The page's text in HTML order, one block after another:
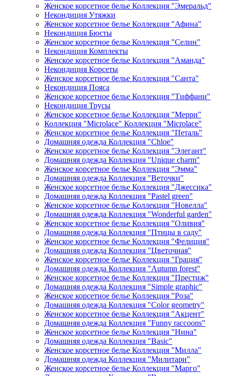
Женское корсетное белье Коллекция "Эмеральд"
Некондиция Утяжки
Женское корсетное белье Коллекция "Афина"
Некондиция Бюсты
Женское корсетное белье Коллекция "Селин"
Некондиция Комплекты
Женское корсетное белье Коллекция "Аманда"
Некондиция Корсеты
Женское корсетное белье Коллекция "Санта"
Некондиция Пояса
Женское корсетное белье Коллекция "Тиффани"
Некондиция Трусы
Женское корсетное белье Коллекция "Мерри"
Коллекция "Microlace" Коллекция "Microlace"
Женское корсетное белье Коллекция "Петаль"
Домашняя одежда Коллекция "Chloe"
Женское корсетное белье Коллекция "Элегант"
Домашняя одежда Коллекция "Unique charm"
Женское корсетное белье Коллекция "Эмма"
Домашняя одежда Коллекция "Веточки"
Женское корсетное белье Коллекция "Джессика"
Домашняя одежда Коллекция "Pastel green"
Женское корсетное белье Коллекция "Новелла"
Домашняя одежда Коллекция "Wonderful garden"
Женское корсетное белье Коллекция "Оливия"
Домашняя одежда Коллекция "Птицы в саду"
Женское корсетное белье Коллекция "Фелиция"
Домашняя одежда Коллекция "Цветочная"
Женское корсетное белье Коллекция "Грация"
Домашняя одежда Коллекция "Autumn forest"
Женское корсетное белье Коллекция "Престиж"
Домашняя одежда Коллекция "Simple graphic"
Женское корсетное белье Коллекция "Роза"
Домашняя одежда Коллекция "Color geometry"
Женское корсетное белье Коллекция "Акцент"
Домашняя одежда Коллекция "Funny raccoons"
Женское корсетное белье Коллекция "Нина"
Домашняя одежда Коллекция "Basic"
Женское корсетное белье Коллекция "Милла"
Домашняя одежда Коллекция "Милитари"
Женское корсетное белье Коллекция "Марго"